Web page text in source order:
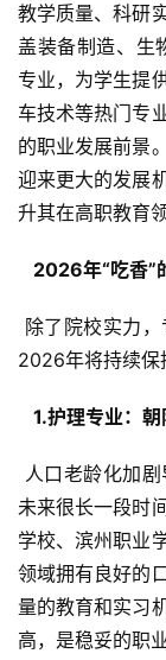
教学质量、科研
盖装备制造、生
专业，为学生提
车技术等热门专
的职业发展前景
迎来更大的发展
升其在高职教育
2026年“吃香”
2026年将持续保
1.护理专业：
未来很长一段时
学校、滨州职业
领域拥有良好的
量的教育和实习
高，是稳妥的职